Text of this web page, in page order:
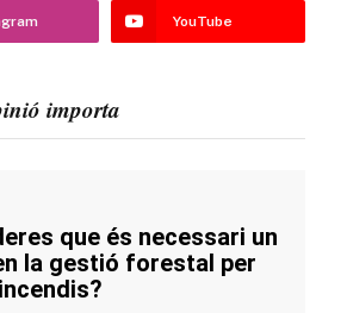
YouTube
importa
que és necessari un
la gestió forestal per